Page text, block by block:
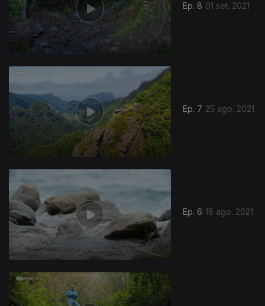
Ep. 8 01 set. 2021
Ep. 7 25 ago. 2021
Ep. 6 18 ago. 2021